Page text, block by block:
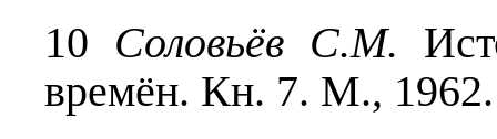
10 Соловьёв С.М.
времён. Кн. 7. М.,